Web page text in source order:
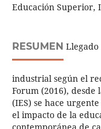
Educación Superior,
RESUMEN
industrial según el
Forum (2016),
(IES) se hace
el impacto de la